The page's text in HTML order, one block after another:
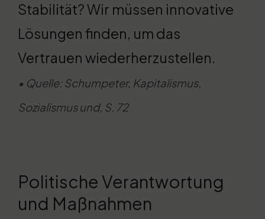
Stabilität? Wir müssen innovative
Lösungen finden, um das
Vertrauen wiederherzustellen.
• Quelle: Schumpeter, Kapitalismus,
Sozialismus und, S. 72
Politische Verantwortung
und Maßnahmen